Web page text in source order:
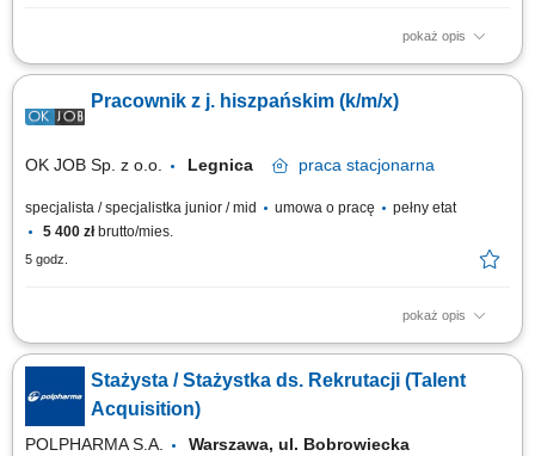
pokaż opis
Zakres obowiązków kompleksowe prowadzenie procesów rekrutacyjnych
przeprowadzanie rozmów rekrutacyjnych, dobór metod do weryfikacji
kompetencji, raportowanie prac; projektowanie i koordynowanie procesu
Pracownik z j. hiszpańskim (k/m/x)
OK JOB Sp. z o.o. Legnica praca stacjonarna
specjalista / specjalistka junior / mid umowa o pracę
pełny etat
5 400 złbrutto/mies.
5 godz.
pokaż opis
Twój zakres obowiązków Tłumaczenie szkoleń BHP oraz codziennych
zadań; Rekrutacja nowych pracowników; Wsparcie przy administracyjnym
procesie zatrudniania;
Stażysta / Stażystka ds. Rekrutacji (Talent
Acquisition)
POLPHARMA S.A.
Warszawa, ul. Bobrowiecka